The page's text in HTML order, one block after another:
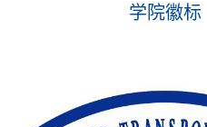
学院徽标